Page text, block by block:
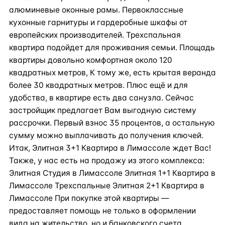
алюминевые оконные рамы. Первоклассные
кухонные гарнитуры и гардеробные шкафы от
европейских производителей. Трехспальная
квартира подойдет для проживания семьи. Площадь
квартиры довольно комфортная около 120
квадратных метров, К тому же, есть крытая веранда
более 30 квадратных метров. Плюс ещё и для
удобства, в квартире есть два санузла. Сейчас
застройщик предлагает Вам выгодную систему
рассрочки. Первый взнос 35 процентов, а остальную
сумму можно выплачивать до получения ключей.
Итак, Элитная 3+1 Квартира в Лимассоле ждет Вас!
Также, у нас есть на продажу из этого комплекса:
Элитная Студия в Лимассоле Элитная 1+1 Квартира в
Лимассоле Трехспальные Элитная 2+1 Квартира в
Лимассоле При покупке этой квартиры —
предоставляет помощь не только в оформлении